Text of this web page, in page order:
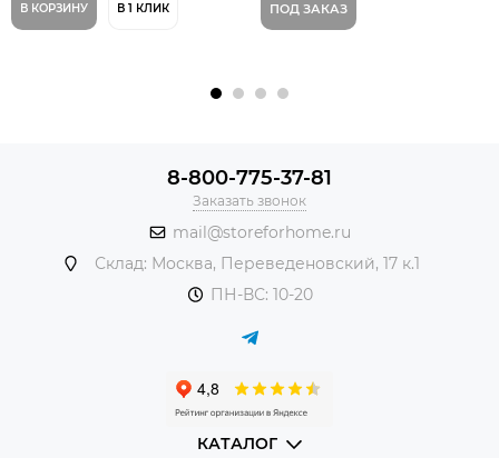
В КОРЗИНУ В 1 КЛИК ПОД ЗАКАЗ
8-800-775-37-81
Заказать звонок
mail@storeforhome.ru
Склад: Москва, Переведеновский, 17 к.1
ПН-ВС: 10-20
КАТАЛОГ